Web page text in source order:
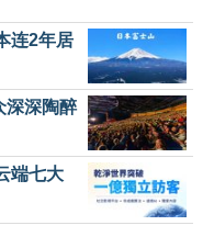
连2年居
深深陶醉
端七大